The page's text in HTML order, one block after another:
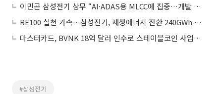
이민곤 삼성전기 상무 “AI·ADAS용 MLCC에 집중…개발 자원 70% 이상 투입”
RE100 실천 가속…삼성전기, 재생에너지 전환 240GWh 돌파
마스터카드, BVNK 18억 달러 인수로 스테이블코인 사업 본격 확장
#삼성전기